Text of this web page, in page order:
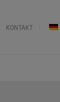
KONTAKT